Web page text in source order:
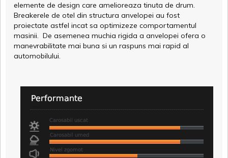
elemente de design care amelioreaza tinuta de drum.
Breakerele de otel din structura anvelopei au fost
proiectate astfel incat sa optimizeze comportamentul
masinii. De asemenea muchia rigida a anvelopei ofera o
manevrabilitate mai buna si un raspuns mai rapid al
automobilului.